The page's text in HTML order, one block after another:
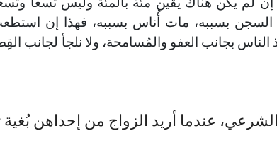
السجن بسببه، مات أُناس بسببه، فهذا إن
الناس بجانب العفو والمُسامحة، ولا نلجأ لجانب
عندما أريد الزواج من إحداهن